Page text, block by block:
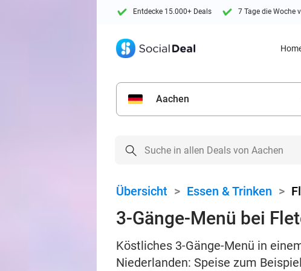
Entdecke 15.000+ Deals 7 Tage die Woche
Aachen
Übersicht > Essen & Trinken >
3-Gänge-Menü bei
Köstliches 3-Gänge-Menü in
Niederlanden: Speise zum